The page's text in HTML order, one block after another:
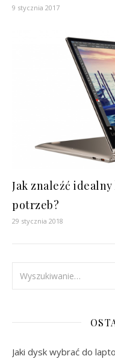
9 stycznia 2017
Jak znaleźć
potrzeb?
29 stycznia 2018
Jaki dysk wybrać do